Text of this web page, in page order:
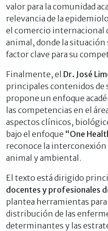
valor para la comunidad
relevancia de la
el comercio internacional
animal, donde la situación
factor clave para su
Finalmente, el Dr. José
principales contenidos de
propone un enfoque
las competencias en el
aspectos clínicos,
bajo el enfoque “One
reconoce la
animal y ambiental.
El texto está dirigido
docentes y profesionales
plantea herramientas
distribución de las
determinantes y las